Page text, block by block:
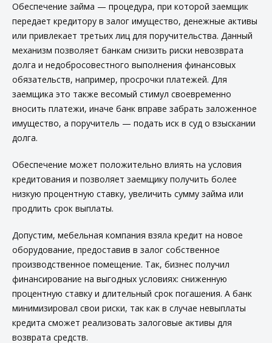
Обеспечение займа — процедура, при которой заемщик
передает кредитору в залог имущество, денежные активы
или привлекает третьих лиц для поручительства. Данный
механизм позволяет банкам снизить риски невозврата
долга и недобросовестного выполнения финансовых
обязательств, например, просрочки платежей. Для
заемщика это также весомый стимул своевременно
вносить платежи, иначе банк вправе забрать заложенное
имущество, а поручитель — подать иск в суд о взыскании
долга.
Обеспечение может положительно влиять на условия
кредитования и позволяет заемщику получить более
низкую процентную ставку, увеличить сумму займа или
продлить срок выплаты.
Допустим, мебельная компания взяла кредит на новое
оборудование, предоставив в залог собственное
производственное помещение. Так, бизнес получил
финансирование на выгодных условиях: сниженную
процентную ставку и длительный срок погашения. А банк
минимизировал свои риски, так как в случае невыплаты
кредита сможет реализовать залоговые активы для
возврата средств.